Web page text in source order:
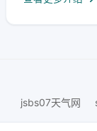
jsbs07天气网